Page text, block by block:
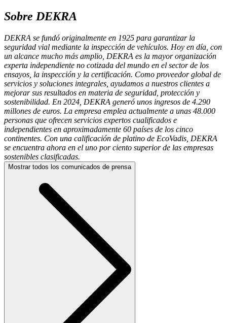
Sobre DEKRA
DEKRA se fundó originalmente en 1925 para garantizar la
seguridad vial mediante la inspección de vehículos. Hoy en día, con
un alcance mucho más amplio, DEKRA es la mayor organización
experta independiente no cotizada del mundo en el sector de los
ensayos, la inspección y la certificación. Como proveedor global de
servicios y soluciones integrales, ayudamos a nuestros clientes a
mejorar sus resultados en materia de seguridad, protección y
sostenibilidad. En 2024, DEKRA generó unos ingresos de 4.290
millones de euros. La empresa emplea actualmente a unas 48.000
personas que ofrecen servicios expertos cualificados e
independientes en aproximadamente 60 países de los cinco
continentes. Con una calificación de platino de EcoVadis, DEKRA
se encuentra ahora en el uno por ciento superior de las empresas
sostenibles clasificadas.
Mostrar todos los comunicados de prensa